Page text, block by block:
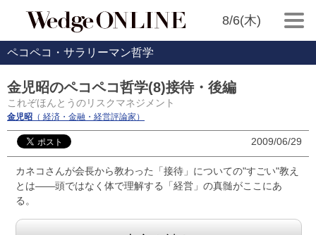
8/6(木)
ペコペコ・サラリーマン哲学
金児昭のペコペコ哲学(8)接待・後編
これぞほんとうのリスクマネジメント
金児昭 （ 経済・金融・経営評論家）
2009/06/29
カネコさんが会長から教わった「接待」についての"すごい"教え
とは――頭ではなく体で理解する「経営」の真髄がここにあ
る。